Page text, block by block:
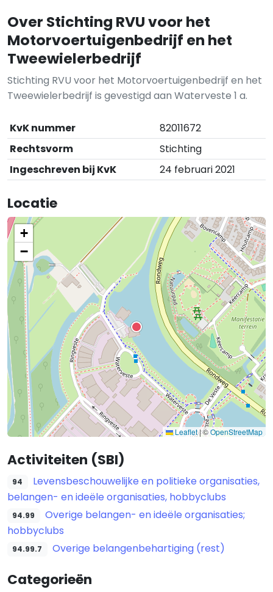
Over Stichting RVU voor het
Motorvoertuigenbedrijf en het
Tweewielerbedrijf
Stichting RVU voor het Motorvoertuigenbedrijf en het
Tweewielerbedrijf is gevestigd aan Waterveste 1 a.
KvK nummer
82011672
Rechtsvorm
Stichting
Ingeschreven bij KvK
24 februari 2021
Locatie
+
−
Leaflet |©OpenStreetMap
Activiteiten (SBI)
94
Levensbeschouwelijke en politieke organisaties,
belangen- en ideële organisaties, hobbyclubs
94.99
Overige belangen- en ideële organisaties;
hobbyclubs
94.99.7 Overige belangenbehartiging (rest)
Categorieën